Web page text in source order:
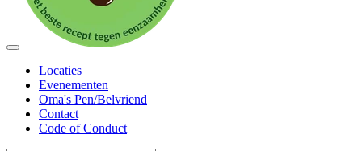
Locaties
Evenementen
Oma's Pen/Belvriend
Contact
Code of Conduct